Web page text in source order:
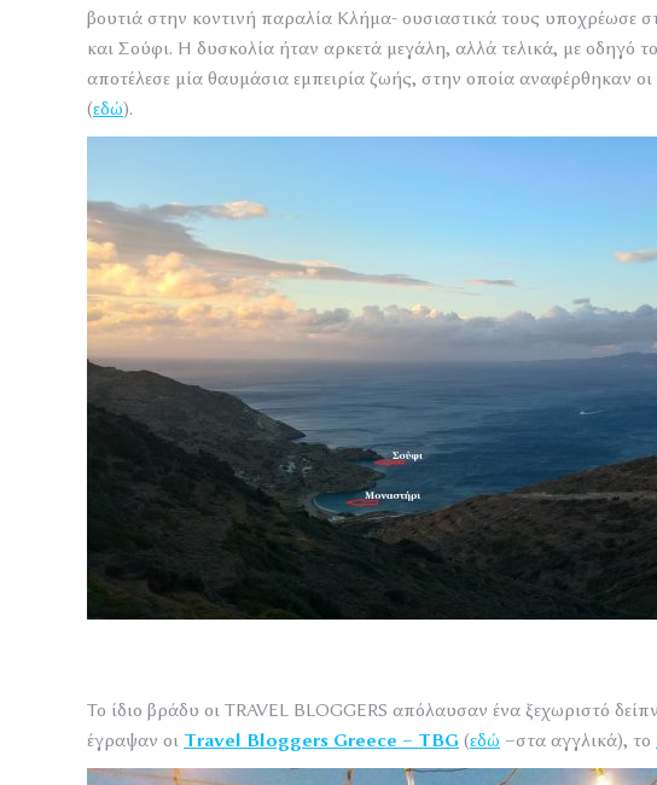
βουτιά στην κοντινή παραλία Κλήμα- ουσιαστικά τους υποχρέωσε
και Σούφι. Η δυσκολία ήταν αρκετά μεγάλη, αλλά τελικά, με οδηγό το
αποτέλεσε μία θαυμάσια εμπειρία ζωής, στην οποία αναφέρθηκαν οι
(εδώ).
Το ίδιο βράδυ οι TRAVEL BLOGGERS απόλαυσαν ένα ξεχωριστό
έγραψαν οι Travel Bloggers Greece – TBG (εδώ –στα αγγλικά), το